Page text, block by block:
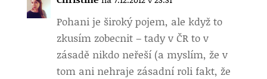
Pohani je široký pojem, ale když to
zkusím zobecnit – tady v ČR to v
zásadě nikdo neřeší (a myslím, že v
tom ani nehraje zásadní roli fakt, že